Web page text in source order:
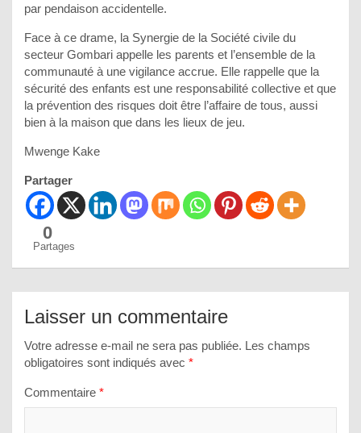
par pendaison accidentelle.
Face à ce drame, la Synergie de la Société civile du
secteur Gombari appelle les parents et l’ensemble de la
communauté à une vigilance accrue. Elle rappelle que la
sécurité des enfants est une responsabilité collective et que
la prévention des risques doit être l’affaire de tous, aussi
bien à la maison que dans les lieux de jeu.
Mwenge Kake
Partager
0
Partages
Laisser un commentaire
Votre adresse e-mail ne sera pas publiée. Les champs
obligatoires sont indiqués avec *
Commentaire *